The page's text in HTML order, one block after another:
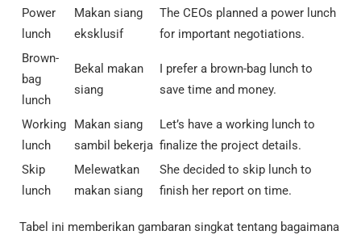
Power
lunch
Makan siang
eksklusif
The CEOs planned a power lunch
for important negotiations.
Brown-
bag
lunch
Bekal makan
siang
I prefer a brown-bag lunch to
save time and money.
Working
lunch
Makan siang
sambil bekerja
Let’s have a working lunch to
finalize the project details.
Skip
lunch
Melewatkan
makan siang
She decided to skip lunch to
finish her report on time.
Tabel ini memberikan gambaran singkat tentang bagaimana